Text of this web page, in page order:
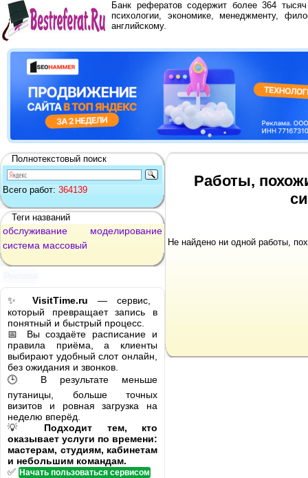
Банк рефератов содержит более 364
психологии, экономике, менеджменту,
английскому.
Полнотекстовый поиск
Всего работ: 364139
Теги названий
обслуживание
моделирование
система массовый
✨ VisitTime.ru — сервис,
который превращает запись в
понятный и быстрый процесс.
📅 Вы создаёте расписание и
правила приёма, а клиенты
выбирают удобный слот онлайн,
без ожидания и звонков.
🕒 В результате меньше
путаницы, больше точных
визитов и ровная загрузка на
неделю вперёд.
💡 Подходит тем, кто
оказывает услуги по времени:
мастерам, студиям, кабинетам
и небольшим командам.
✅ Начать пользоваться сервисом
Работы,
Не найдено ни одной работы,